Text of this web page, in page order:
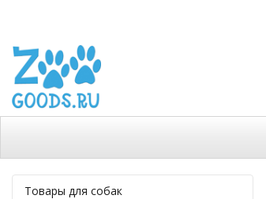
Товары для собак